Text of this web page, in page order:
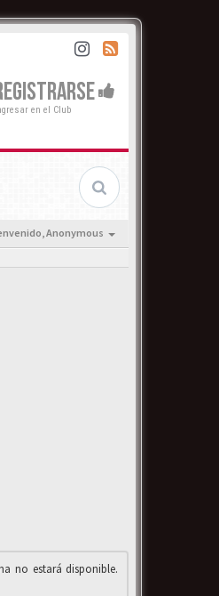
en el Club
Anonymous
no estará disponible.